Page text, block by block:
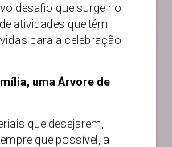
desafio que surge no
atividades que têm
para a celebração
uma Árvore de
que desejarem,
que possível, a